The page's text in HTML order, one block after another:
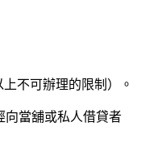
不可辦理的限制）。
向當舖或私人借貸者